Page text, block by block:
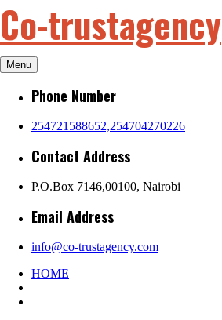
to
content
Co-trustagency
Menu
Phone Number
254721588652,254704270226
Contact Address
P.O.Box 7146,00100, Nairobi
Email Address
info@co-trustagency.com
HOME